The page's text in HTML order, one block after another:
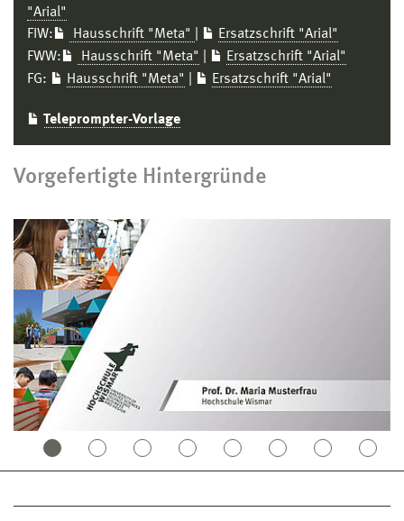
"Arial"
FIW:
Hausschrift "Meta"
Ersatzschrift "Arial"
FWW:
Hausschrift "Meta"
Ersatzschrift "Arial"
FG:
Hausschrift "Meta" Ersatzschrift "Arial"
Teleprompter-Vorlage
Vorgefertigte Hintergründe